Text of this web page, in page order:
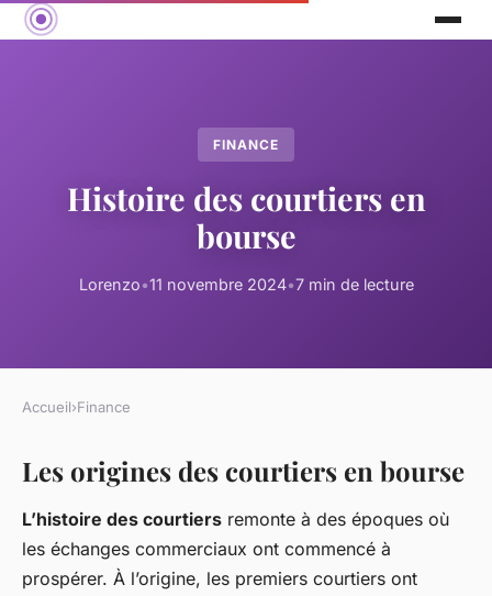
FINANCE
Histoire des courtiers en
bourse
Lorenzo•11 novembre 2024•7 min de lecture
Accueil›Finance
Les origines des courtiers en bourse
L’histoire des courtiers remonte à des époques où
les échanges commerciaux ont commencé à
prospérer. À l’origine, les premiers courtiers ont